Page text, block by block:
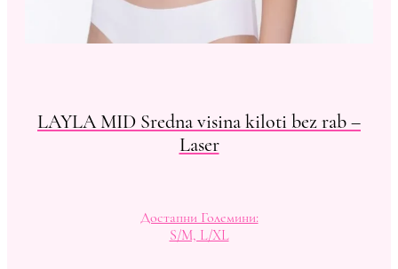
LAYLA MID Sredna visina kiloti bez rab –
Laser
Достапни Големини:
S/M, L/XL